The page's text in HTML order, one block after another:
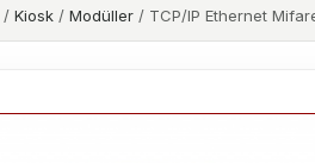
/ Kiosk / Modüller / TCP/IP Ethernet